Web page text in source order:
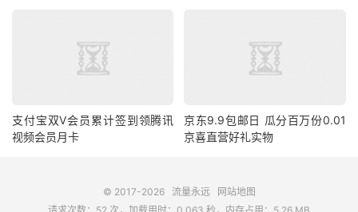
支付宝双V会员累计签到领腾讯
视频会员月卡
京东9.9包邮日 瓜分百万份0.01
京喜直营好礼实物
© 2017-2026 流量永远
网站地图